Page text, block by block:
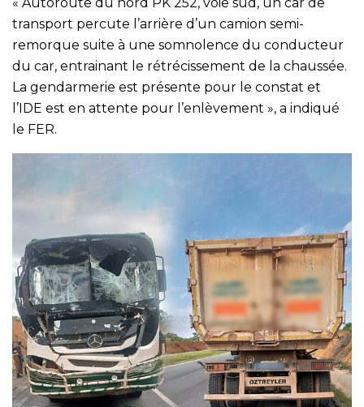
transport percute l’arrière d’un camion semi-
remorque suite à une somnolence du conducteur
du car, entrainant le rétrécissement de la chaussée.
La gendarmerie est présente pour le constat et
l’IDE est en attente pour l’enlèvement », a indiqué
le FER.